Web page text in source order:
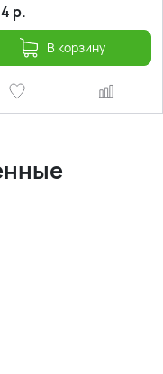
р.
В корзину